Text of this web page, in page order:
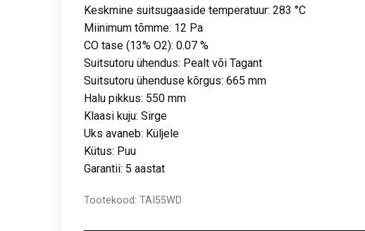
Keskmine suitsugaaside temperatuur: 283 °C
Miinimum tõmme: 12 Pa
CO tase (13% O2): 0.07 %
Suitsutoru ühendus: Pealt või Tagant
Suitsutoru ühenduse kõrgus: 665 mm
Halu pikkus: 550 mm
Klaasi kuju: Sirge
Uks avaneb: Küljele
Kütus: Puu
Garantii: 5 aastat
Tootekood:TAI55WD